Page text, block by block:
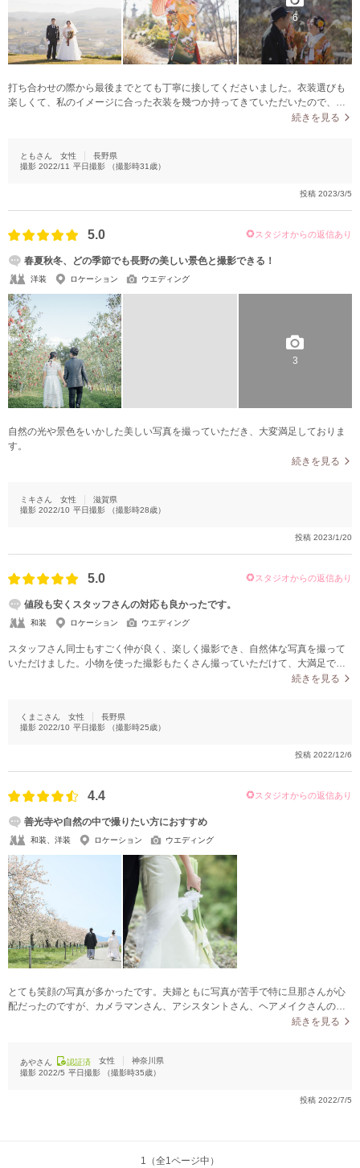
6
打ち合わせの際から最後までとても丁寧に接してくださいました。衣装選びも
楽しくて、私のイメージに合った衣装を幾つか持ってきていただいたので、自
分好みの素敵な衣装を選ぶことができました。本番は緊張しましたが、普段だ
できました。仕上がった写真は、かっちりとした写真から、オフショットのよ
リーさんで、撮影できて本当に良かったです。ありがとうございました。
続きを見る
ともさん 女性
長野県
撮影 2022/11 平日撮影 （撮影時31 歳）
投稿 2023/3/5
5.0 スタジオからの返信あり
春夏秋冬、どの季節でも長野の美しい景色と撮影できる！
洋装 ロケーション ウエディング
3
自然の光や景色をいかした美しい写真を撮っていただき、大変満足しておりま
す。
続きを見る
ミキさん 女性
滋賀県
撮影 2022/10 平日撮影 （撮影時28歳）
投稿 2023/1/20
5.0 スタジオからの返信あり
値段も安くスタッフさんの対応も良かったです。
和装 ロケーション ウエディング
スタッフさん同士もすごく仲が良く、楽しく撮影でき、自然体な写真を撮って
いただけました。小物を使った撮影もたくさん撮っていただけて、大満足で
続きを見る
くまこさん 女性
長野県
撮影 2022/10 平日撮影 （撮影時25歳）
投稿 2022/12/6
4.4 スタジオからの返信あり
善光寺や自然の中で撮りたい方におすすめ
和装、洋装 ロケーション ウエディング
とても笑顔の写真が多かったです。夫婦ともに写真が苦手で特に旦那さんが心
配だったのですが、カメラマンさん、アシスタントさん、ヘアメイクさんの声
続きを見る
あやさん 認証済 女性
神奈川県
撮影 2022/5 平日撮影 （撮影時35歳）
投稿 2022/7/5
1（全1ページ中）